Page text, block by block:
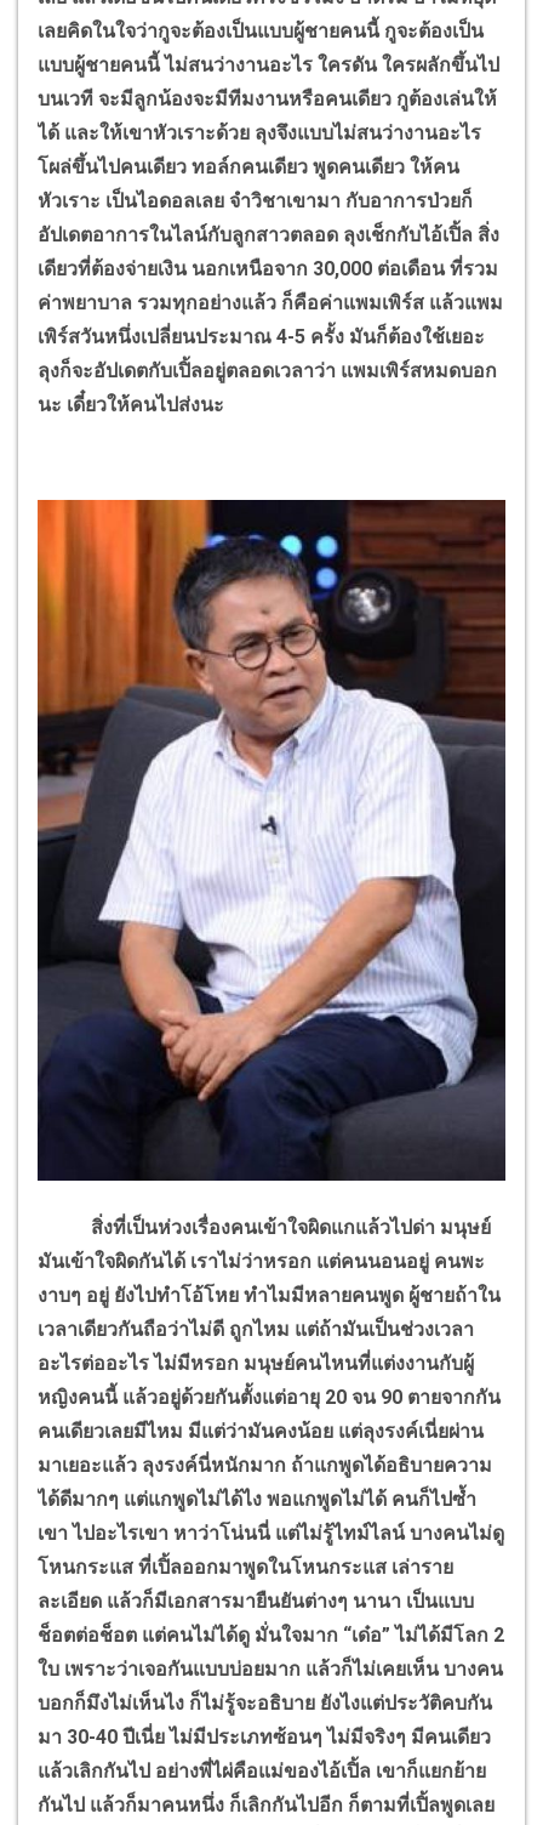
เลยคิดในใจว่ากูจะต้องเป็นแบบผู้ชายคนนี้ กูจะต้องเป็น
แบบผู้ชายคนนี้ ไม่สนว่างานอะไร ใครดัน ใครผลักขึ้นไป
บนเวที จะมีลูกน้องจะมีทีมงานหรือคนเดียว กูต้องเล่นให้
ได้ และให้เขาหัวเราะด้วย ลุงจึงแบบไม่สนว่างานอะไร
โผล่ขึ้นไปคนเดียว ทอล์กคนเดียว พูดคนเดียว ให้คน
หัวเราะ เป็นไอดอลเลย จำวิชาเขามา กับอาการป่วยก็
อัปเดตอาการในไลน์กับลูกสาวตลอด ลุงเช็กกับไอ้เปิ้ล สิ่ง
เดียวที่ต้องจ่ายเงิน นอกเหนือจาก 30,000 ต่อเดือน ที่รวม
ค่าพยาบาล รวมทุกอย่างแล้ว ก็คือค่าแพมเพิร์ส แล้วแพม
เพิร์สวันหนึ่งเปลี่ยนประมาณ 4-5 ครั้ง มันก็ต้องใช้เยอะ
ลุงก็จะอัปเดตกับเปิ้ลอยู่ตลอดเวลาว่า แพมเพิร์สหมดบอก
นะ เดี๋ยวให้คนไปส่งนะ
สิ่งที่เป็นห่วงเรื่องคนเข้าใจผิดแกแล้วไปด่า มนุษย์
มันเข้าใจผิดกันได้ เราไม่ว่าหรอก แต่คนนอนอยู่ คนพะ
งาบๆ อยู่ ยังไปทำโอ้โหย ทำไมมีหลายคนพูด ผู้ชายถ้าใน
เวลาเดียวกันถือว่าไม่ดี ถูกไหม แต่ถ้ามันเป็นช่วงเวลา
อะไรต่ออะไร ไม่มีหรอก มนุษย์คนไหนที่แต่งงานกับผู้
หญิงคนนี้ แล้วอยู่ด้วยกันตั้งแต่อายุ 20 จน 90 ตายจากกัน
คนเดียวเลยมีไหม มีแต่ว่ามันคงน้อย แต่ลุงรงค์เนี่ยผ่าน
มาเยอะแล้ว ลุงรงค์นี่หนักมาก ถ้าแกพูดได้อธิบายความ
ได้ดีมากๆ แต่แกพูดไม่ได้ไง พอแกพูดไม่ได้ คนก็ไปซ้ำ
เขา ไปอะไรเขา หาว่าโน่นนี่ แต่ไม่รู้ไทม์ไลน์ บางคนไม่ดู
โหนกระแส ที่เปิ้ลออกมาพูดในโหนกระแส เล่าราย
ละเอียด แล้วก็มีเอกสารมายืนยันต่างๆ นานา เป็นแบบ
ช็อตต่อช็อต แต่คนไม่ได้ดู มั่นใจมาก “เด๋อ” ไม่ได้มีโลก 2
ใบ เพราะว่าเจอกันแบบบ่อยมาก แล้วก็ไม่เคยเห็น บางคน
บอกก็มึงไม่เห็นไง ก็ไม่รู้จะอธิบาย ยังไงแต่ประวัติคบกัน
มา 30-40 ปีเนี่ย ไม่มีประเภทซ้อนๆ ไม่มีจริงๆ มีคนเดียว
แล้วเลิกกันไป อย่างพี่ไผ่คือแม่ของไอ้เปิ้ล เขาก็แยกย้าย
กันไป แล้วก็มาคนหนึ่ง ก็เลิกกันไปอีก ก็ตามที่เปิ้ลพูดเลย